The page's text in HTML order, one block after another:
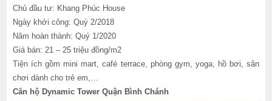
Chủ đầu tư: Khang Phúc House
Ngày khởi công: Quý 2/2018
Năm hoàn thành: Quý 1/2020
Giá bán: 21 – 25 triệu đồng/m2
Tiện ích gồm mini mart, café terrace, phòng gym, yoga, hồ bơi, sân
chơi dành cho trẻ em,…
Căn hộ Dynamic Tower Quận Bình Chánh